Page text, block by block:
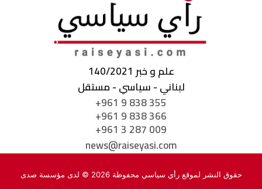
علم و خبر 140/2021
لبناني - سياسي - مستقل
+961 9 838 355
+961 9 838 366
+961 3 287 009
news@raiseyasi.com
حقوق النشر لموقع رأي سياسي محفوظة 2026 © لدى مؤسسة صدى